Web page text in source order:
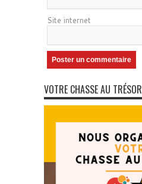
Site internet
VOTRE CHASSE AU TRÉSOR